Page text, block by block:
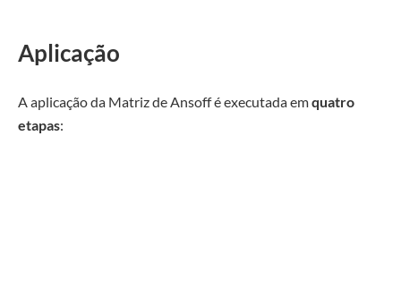
Aplicação
A aplicação da Matriz de Ansoff é executada emquatro
etapas: